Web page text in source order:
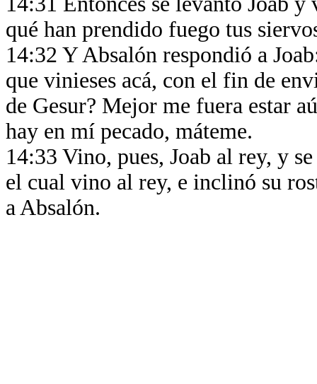
qué han prendido fuego tus
14:32 Y Absalón respondió a
que vinieses acá, con el fin de
de Gesur? Mejor me fuera estar
hay en mí pecado, máteme.
14:33 Vino, pues, Joab al rey, y
el cual vino al rey, e inclinó su
a Absalón.